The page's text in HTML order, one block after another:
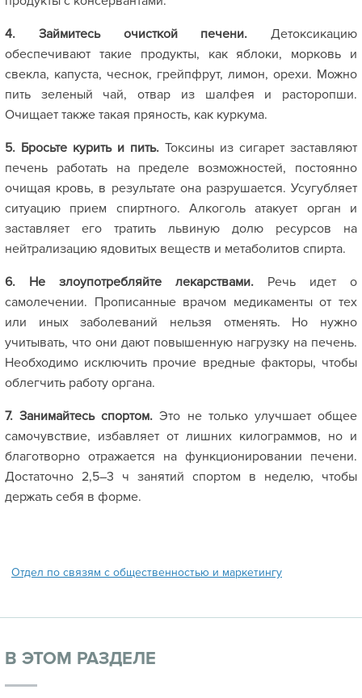
4. Займитесь очисткой печени. Детоксикацию
обеспечивают такие продукты, как яблоки, морковь и
свекла, капуста, чеснок, грейпфрут, лимон, орехи. Можно
пить зеленый чай, отвар из шалфея и расторопши.
Очищает также такая пряность, как куркума.
5. Бросьте курить и пить. Токсины из сигарет заставляют
печень работать на пределе возможностей, постоянно
очищая кровь, в результате она разрушается. Усугубляет
ситуацию прием спиртного. Алкоголь атакует орган и
заставляет его тратить львиную долю ресурсов на
нейтрализацию ядовитых веществ и метаболитов спирта.
6. Не злоупотребляйте лекарствами. Речь идет о
самолечении. Прописанные врачом медикаменты от тех
или иных заболеваний нельзя отменять. Но нужно
учитывать, что они дают повышенную нагрузку на печень.
Необходимо исключить прочие вредные факторы, чтобы
облегчить работу органа.
7. Занимайтесь спортом. Это не только улучшает общее
самочувствие, избавляет от лишних килограммов, но и
благотворно отражается на функционировании печени.
Достаточно 2,5–3 ч занятий спортом в неделю, чтобы
держать себя в форме.
Отдел по связям с общественностью и маркетингу
В ЭТОМ РАЗДЕЛЕ